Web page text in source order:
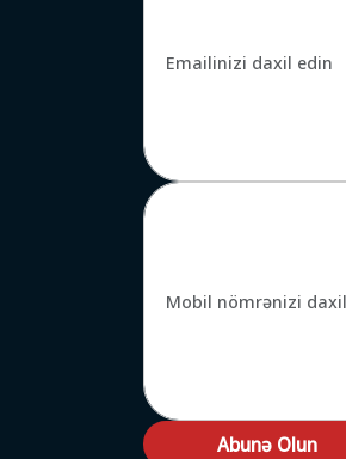
Abunə Olun